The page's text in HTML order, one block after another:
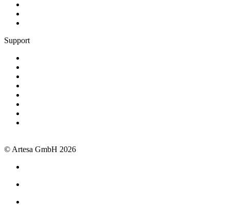
Support
© Artesa GmbH 2026